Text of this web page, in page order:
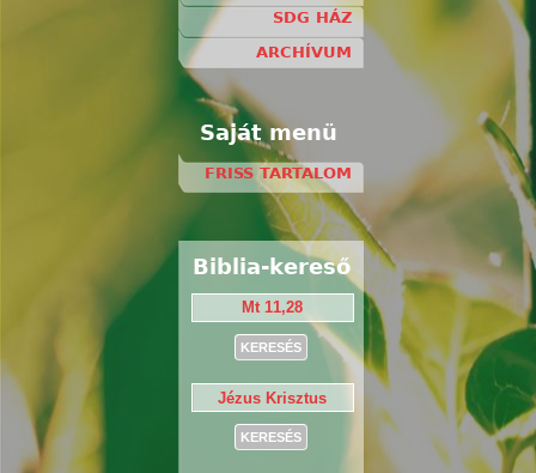
SDG HÁZ
ARCHÍVUM
Saját menü
FRISS TARTALOM
Biblia-kereső